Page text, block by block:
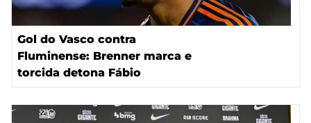
Gol do Vasco contra
Fluminense: Brenner marca e
torcida detona Fábio